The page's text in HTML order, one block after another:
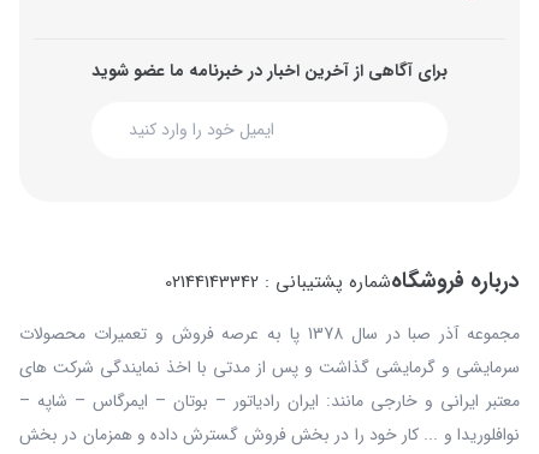
برای آگاهی از آخرین اخبار در خبرنامه ما عضو شوید
درباره فروشگاهشماره پشتیبانی : 02144143342
مجموعه آذر صبا در سال 1378 پا به عرصه فروش و تعمیرات محصولات
سرمایشی و گرمایشی گذاشت و پس از مدتی با اخذ نمایندگی شرکت های
معتبر ایرانی و خارجی مانند: ایران رادیاتور – بوتان – ایمرگاس – شاپه –
نوافلوریدا و ... کار خود را در بخش فروش گسترش داده و همزمان در بخش